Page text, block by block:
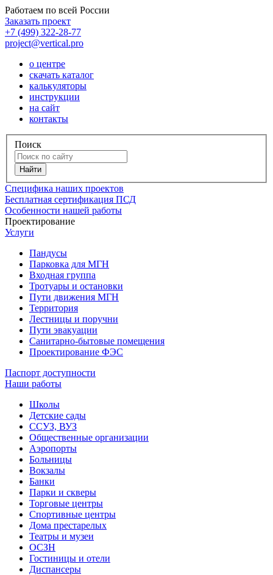
Работаем по всей России
Заказать проект
+7 (499) 322-28-77
project@vertical.pro
о центре
скачать каталог
калькуляторы
инструкции
на сайт
контакты
Поиск
Специфика наших проектов
Бесплатная сертификация ПСД
Особенности нашей работы
Проектирование
Услуги
Пандусы
Парковка для МГН
Входная группа
Тротуары и остановки
Пути движения МГН
Территория
Лестницы и поручни
Пути эвакуации
Санитарно-бытовые помещения
Проектирование ФЭС
Паспорт доступности
Наши работы
Школы
Детские сады
ССУЗ, ВУЗ
Общественные организации
Аэропорты
Больницы
Вокзалы
Банки
Парки и скверы
Торговые центры
Спортивные центры
Дома престарелых
Театры и музеи
ОСЗН
Гостиницы и отели
Диспансеры